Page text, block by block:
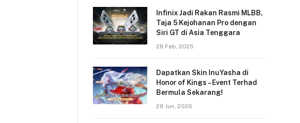
Infinix Jadi Rakan Rasmi MLBB,
Taja 5 Kejohanan Pro dengan
Siri GT di Asia Tenggara
28 Feb, 2025
Dapatkan Skin InuYasha di
Honor of Kings – Event Terhad
Bermula Sekarang!
28 Jun, 2026